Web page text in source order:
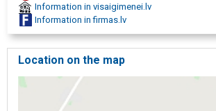
Information in visaigimenei.lv
Information in firmas.lv
Location on the map